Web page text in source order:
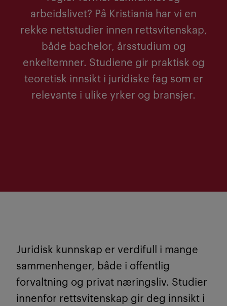
arbeidslivet? På Kristiania har vi en
rekke nettstudier innen rettsvitenskap,
både bachelor, årsstudium og
enkeltemner. Studiene gir praktisk og
teoretisk innsikt i juridiske fag som er
relevante i ulike yrker og bransjer.
Juridisk kunnskap er verdifull i mange
sammenhenger, både i offentlig
forvaltning og privat næringsliv. Studier
innenfor rettsvitenskap gir deg innsikt i